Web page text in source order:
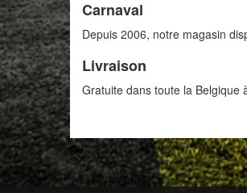
Carnaval
Depuis 2006, notre magasin
Livraison
Gratuite dans toute la Belgique